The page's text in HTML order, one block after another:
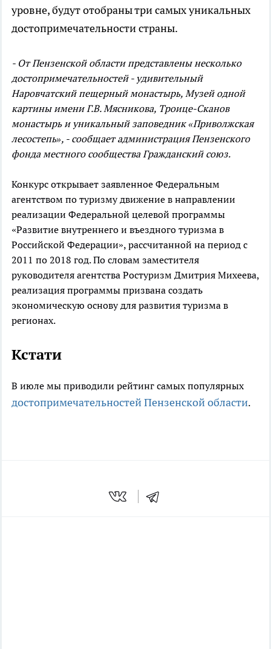
уровне, будут отобраны три самых уникальных
достопримечательности страны.
- От Пензенской области представлены несколько
достопримечательностей - удивительный
Наровчатский пещерный монастырь, Музей одной
картины имени Г.В. Мясникова, Троице-Сканов
монастырь и уникальный заповедник «Приволжская
лесостепь», - сообщает администрация Пензенского
фонда местного сообщества Гражданский союз.
Конкурс открывает заявленное Федеральным
агентством по туризму движение в направлении
реализации Федеральной целевой программы
«Развитие внутреннего и въездного туризма в
Российской Федерации», рассчитанной на период с
2011 по 2018 год. По словам заместителя
руководителя агентства Ростуризм Дмитрия Михеева,
реализация программы призвана создать
экономическую основу для развития туризма в
регионах.
Кстати
В июле мы приводили рейтинг самых популярных
достопримечательностей Пензенской области.